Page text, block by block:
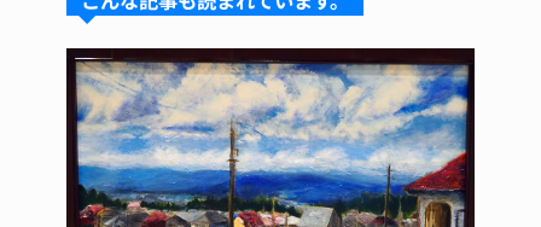
k
y
d
s
b
o
o
k
st